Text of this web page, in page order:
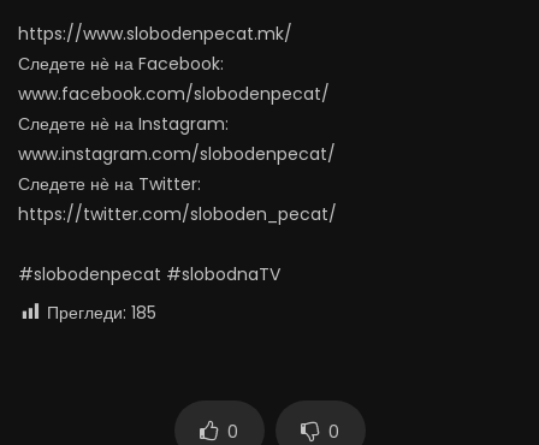
АВГУСТ 5, 2026
0
https://www.slobodenpecat.mk/
Следете нѐ на Facebook:
www.facebook.com/slobodenpecat/
Следете нѐ на Instagram:
www.instagram.com/slobodenpecat/
Следете нѐ на Twitter:
https://twitter.com/sloboden_pecat/
#slobodenpecat #slobodnaTV
Прегледи: 185
0 0